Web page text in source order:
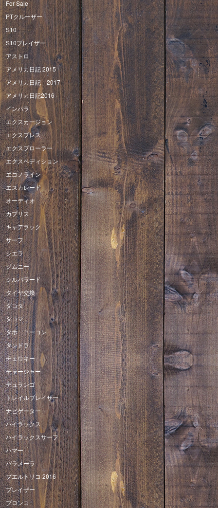
For Sale
PTクルーザー
S10
S10ブレイザー
アストロ
アメリカ日記 2015
アメリカ日記 2017
アメリカ日記2016
インパラ
エクスカージョン
エクスプレス
エクスプローラー
エクスペディション
エコノライン
エスカレード
オーディオ
カプリス
キャデラック
サーフ
シエラ
ジムニー
シルバラード
タイヤ交換
ダコタ
タコマ
タホ ユーコン
タンドラ
チェロキー
チャージャー
デュランゴ
トレイルブレイザー
ナビゲーター
ハイラックス
ハイラックスサーフ
ハマー
パラメーラ
プエルトリコ 2016
ブレイザー
ブロンコ